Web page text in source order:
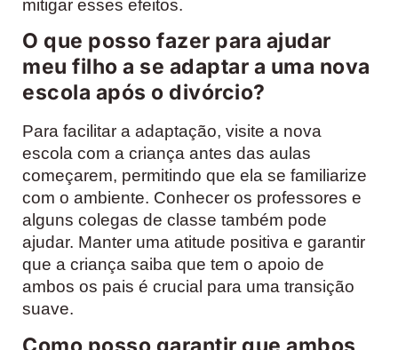
mitigar esses efeitos.
O que posso fazer para ajudar
meu filho a se adaptar a uma nova
escola após o divórcio?
Para facilitar a adaptação, visite a nova
escola com a criança antes das aulas
começarem, permitindo que ela se familiarize
com o ambiente. Conhecer os professores e
alguns colegas de classe também pode
ajudar. Manter uma atitude positiva e garantir
que a criança saiba que tem o apoio de
ambos os pais é crucial para uma transição
suave.